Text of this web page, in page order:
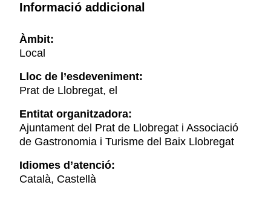
Informació addicional
Àmbit:
Local
Lloc de l’esdeveniment:
Prat de Llobregat, el
Entitat organitzadora:
Ajuntament del Prat de Llobregat i Associació
de Gastronomia i Turisme del Baix Llobregat
Idiomes d’atenció:
Català, Castellà